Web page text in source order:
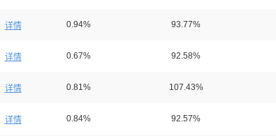
详情 0.94% 93.77%
详情 0.67% 92.58%
详情 0.81% 107.43%
详情 0.84% 92.57%